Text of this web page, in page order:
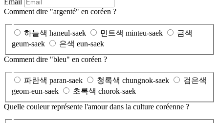
Email
Comment dire "argenté" en coréen ?
하늘색 haneul-saek 민트색 minteu-saek
금색
geum-saek
은색 eun-saek
Comment dire "bleu" en coréen ?
파란색 paran-saek 청록색 chungnok-saek
검은색
geom-eun-saek
초록색 chorok-saek
Quelle couleur représente l'amour dans la culture coréenne ?